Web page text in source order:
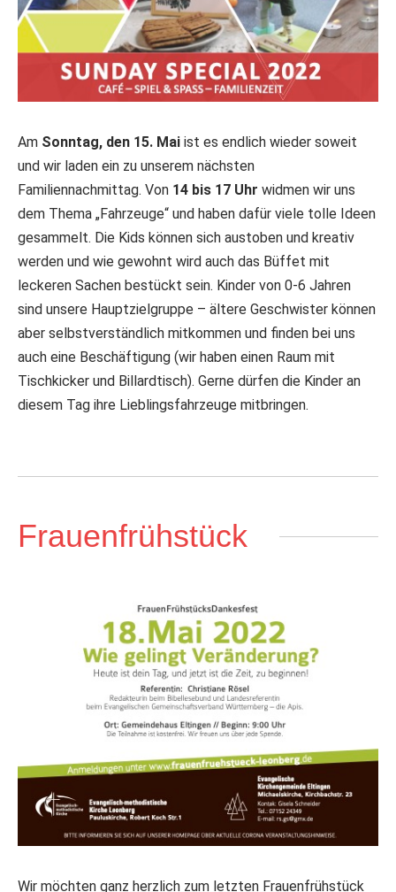
Am Sonntag, den 15. Mai ist es endlich wieder soweit
und wir laden ein zu unserem nächsten
Familiennachmittag. Von 14 bis 17 Uhr widmen wir uns
dem Thema „Fahrzeuge“ und haben dafür viele tolle Ideen
gesammelt. Die Kids können sich austoben und kreativ
werden und wie gewohnt wird auch das Büffet mit
leckeren Sachen bestückt sein. Kinder von 0-6 Jahren
sind unsere Hauptzielgruppe – ältere Geschwister können
aber selbstverständlich mitkommen und finden bei uns
auch eine Beschäftigung (wir haben einen Raum mit
Tischkicker und Billardtisch). Gerne dürfen die Kinder an
diesem Tag ihre Lieblingsfahrzeuge mitbringen.
Frauenfrühstück
Wir möchten ganz herzlich zum letzten Frauenfrühstück